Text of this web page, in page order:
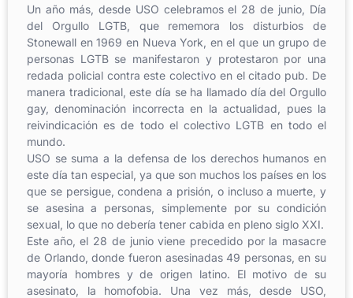
Un año más, desde USO celebramos el 28 de junio, Día
del Orgullo LGTB, que rememora los disturbios de
Stonewall en 1969 en Nueva York, en el que un grupo de
personas LGTB se manifestaron y protestaron por una
redada policial contra este colectivo en el citado pub. De
manera tradicional, este día se ha llamado día del Orgullo
gay, denominación incorrecta en la actualidad, pues la
reivindicación es de todo el colectivo LGTB en todo el
mundo.
USO se suma a la defensa de los derechos humanos en
este día tan especial, ya que son muchos los países en los
que se persigue, condena a prisión, o incluso a muerte, y
se asesina a personas, simplemente por su condición
sexual, lo que no debería tener cabida en pleno siglo XXI.
Este año, el 28 de junio viene precedido por la masacre
de Orlando, donde fueron asesinadas 49 personas, en su
mayoría hombres y de origen latino. El motivo de su
asesinato, la homofobia. Una vez más, desde USO,